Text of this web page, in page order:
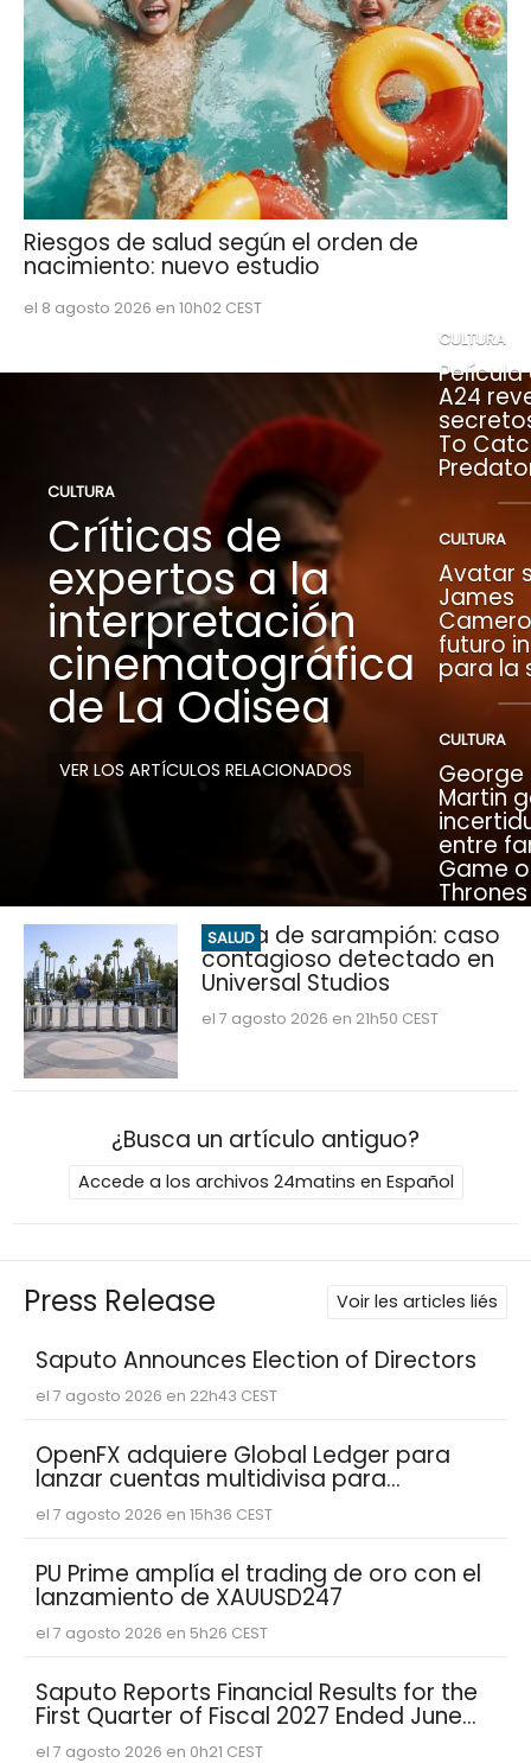
Riesgos de salud según el orden de
nacimiento: nuevo estudio
el 8 agosto 2026 en 10h02 CEST
CULTURA
Críticas de
expertos a la
interpretación
cinematográfica
de La Odisea
VER LOS ARTÍCULOS RELACIONADOS
CULTURA
Película
A24
To
CULTURA
Avatar
James
futuro
para la
CULTURA
George
Martin
entre
Game
Thrones
SALUD
Alerta de sarampión: caso
contagioso detectado en
Universal Studios
el 7 agosto 2026 en 21h50 CEST
¿Busca un artículo antiguo?
Accede a los archivos 24matins en Español
Press Release Voir les articles liés
Saputo Announces Election of Directors
el 7 agosto 2026 en 22h43 CEST
OpenFX adquiere Global Ledger para
lanzar cuentas multidivisa para
empresas fintech
el 7 agosto 2026 en 15h36 CEST
PU Prime amplía el trading de oro con el
lanzamiento de XAUUSD247
el 7 agosto 2026 en 5h26 CEST
Saputo Reports Financial Results for the
First Quarter of Fiscal 2027 Ended June
30, 2026
el 7 agosto 2026 en 0h21 CEST